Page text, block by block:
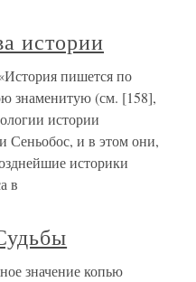
истории
пишется по
знаменитую (см. [158],
истории
Сеньобос, и в этом они,
историки
в
значение копью